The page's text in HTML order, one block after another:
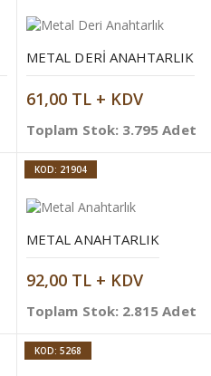
METAL DERI ANAHTARLIK
61,00 TL + KDV
Toplam Stok: 3.795 Adet
KOD: 21904
METAL ANAHTARLIK
92,00 TL + KDV
Toplam Stok: 2.815 Adet
KOD: 5268